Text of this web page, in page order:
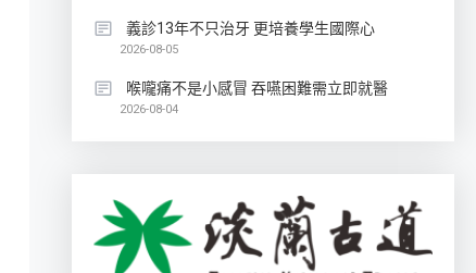
義診13年不只治牙 更培養學生國際心
2026-08-05
喉嚨痛不是小感冒 吞嚥困難需立即就醫
2026-08-04